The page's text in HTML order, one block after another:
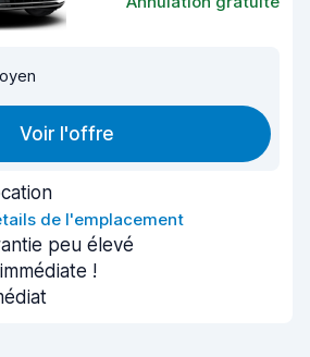
Voir l'offre
de l'emplacement
peu élevé
!